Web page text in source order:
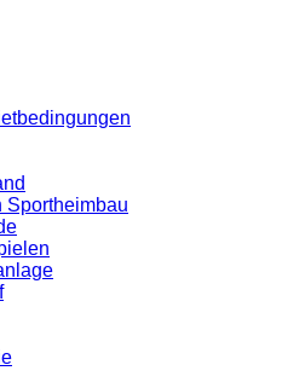
Sportheimbau